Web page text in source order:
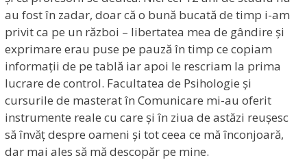
au fost în zadar, doar că o bună bucată de timp i-am
privit ca pe un război – libertatea mea de gândire și
exprimare erau puse pe pauză în timp ce copiam
informații de pe tablă iar apoi le rescriam la prima
lucrare de control. Facultatea de Psihologie și
cursurile de masterat în Comunicare mi-au oferit
instrumente reale cu care și în ziua de astăzi reușesc
să învăț despre oameni și tot ceea ce mă înconjoară,
dar mai ales să mă descopăr pe mine.